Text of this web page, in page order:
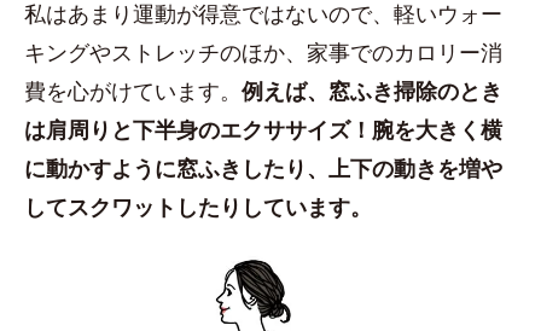
私はあまり運動が得意ではないので、軽いウォー
キングやストレッチのほか、家事でのカロリー消
費を心がけています。 例えば、窓ふき掃除のとき
は肩周りと下半身のエクササイズ！腕を大きく横
に動かすように窓ふきしたり、上下の動きを増や
してスクワットしたりしています。